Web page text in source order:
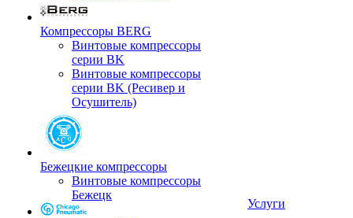
Компрессоры BERG
Винтовые компрессоры
серии BK
Винтовые компрессоры
серии BK (Ресивер и
Осушитель)
Бежецкие компрессоры
Винтовые компрессоры
Бежецк
Услуги